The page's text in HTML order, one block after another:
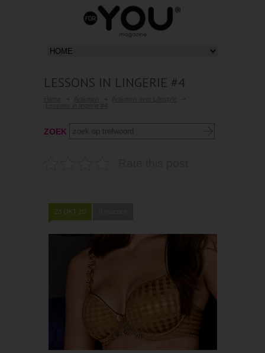
LESSONS IN LINGERIE #4
ZOEK
23 OKT 20